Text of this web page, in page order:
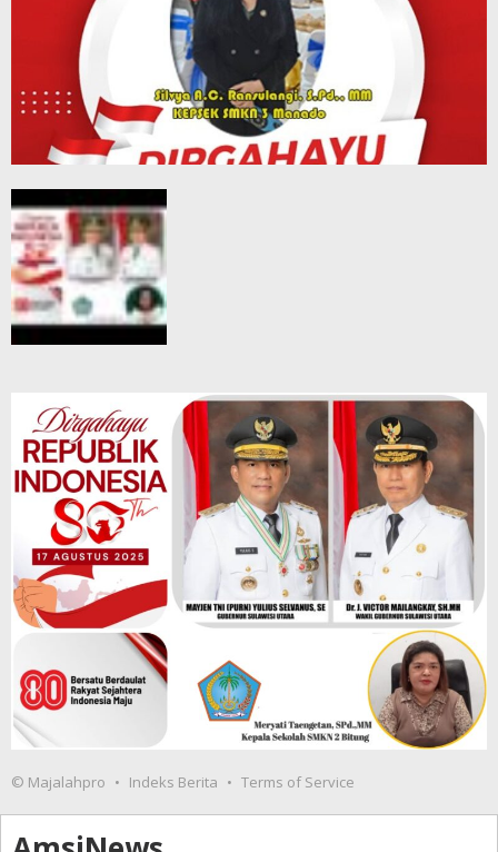
© Majalahpro Indeks Berita Terms of Service